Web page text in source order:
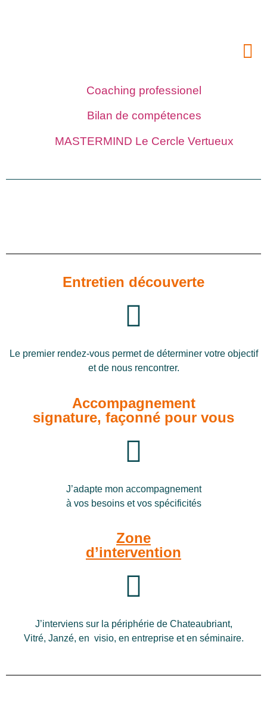
Coaching professionel
Bilan de compétences
MASTERMIND Le Cercle Vertueux
Entretien découverte
Le premier rendez-vous permet de déterminer votre objectif
et de nous rencontrer.
Accompagnement
signature, façonné pour vous
J’adapte mon accompagnement
à vos besoins et vos spécificités
Zone
d’intervention
J’interviens sur la périphérie de Chateaubriant,
Vitré, Janzé, en visio, en entreprise et en séminaire.